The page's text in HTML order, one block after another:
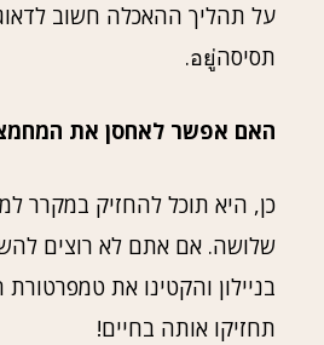
על תהליך ההאכלה חשוב
תסיסהอยู่.
האם אפשר לאחסן את
כן, היא תוכל להחזיק במקרר
שלושה. אם אתם לא רוצים
בניילון והקטינו את
תחזיקו אותה בחיים!